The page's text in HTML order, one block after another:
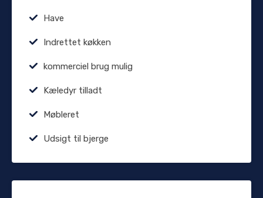
Have
Indrettet køkken
kommerciel brug mulig
Kæledyr tilladt
Møbleret
Udsigt til bjerge